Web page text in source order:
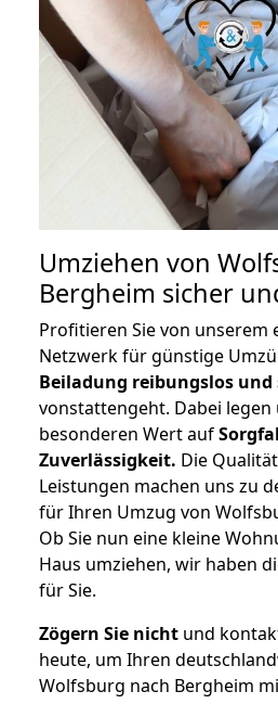
Umziehen von
Bergheim sicher
Profitieren Sie von unserem
Netzwerk für günstige
Beiladung reibungslos und
vonstattengeht. Dabei
besonderen Wert auf
Zuverlässigkeit. Die
Leistungen machen uns zu
für Ihren Umzug von
Ob Sie nun eine kleine
Haus umziehen, wir haben
für Sie.
Zögern Sie nicht und
heute, um Ihren
Wolfsburg nach Bergheim